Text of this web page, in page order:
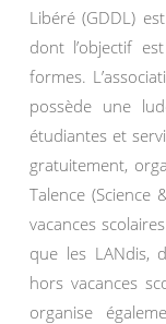
Libéré (GDDL)
dont l’objectif
formes.
possède une
étudiantes et
gratuitement,
Talence (Science
vacances
que les LANdis,
hors vacances
organise